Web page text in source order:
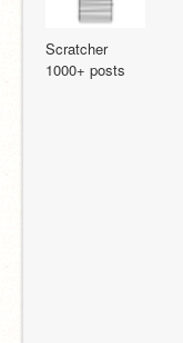
Scratcher
1000+ posts